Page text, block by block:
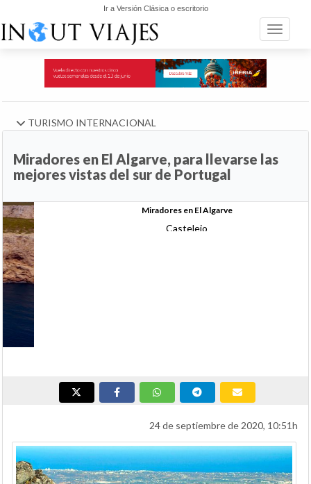
Ir a Versión Clásica o escritorio
Toggle
TURISMO INTERNACIONAL
Miradores en El Algarve, para llevarse las
mejores vistas del sur de Portugal
Anterior
24 de septiembre de 2020, 10:51h